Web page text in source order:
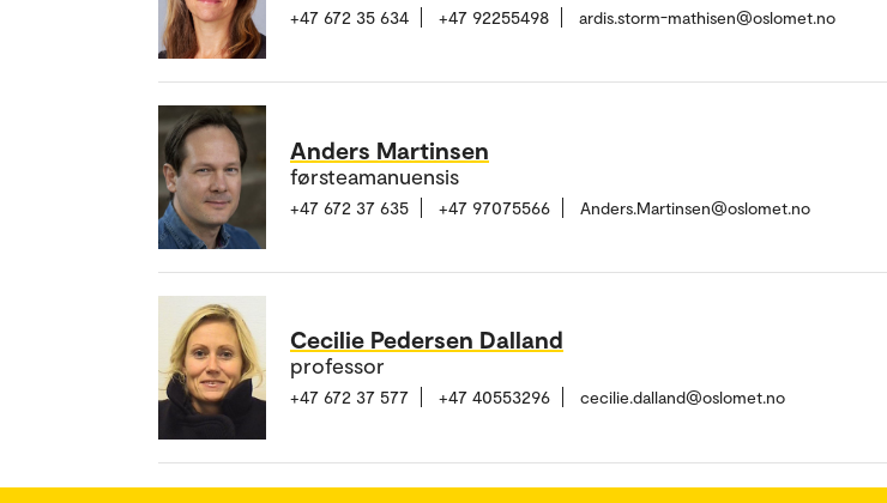
+47 672 35 634 +47 92255498 ardis.storm-mathisen@oslomet.no
Anders Martinsen
førsteamanuensis
+47 672 37 635 +47 97075566 Anders.Martinsen@oslomet.no
Cecilie Pedersen Dalland
professor
+47 672 37 577 +47 40553296 cecilie.dalland@oslomet.no